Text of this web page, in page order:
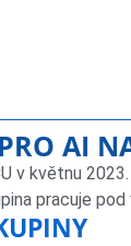
AI
v květnu
pracuje